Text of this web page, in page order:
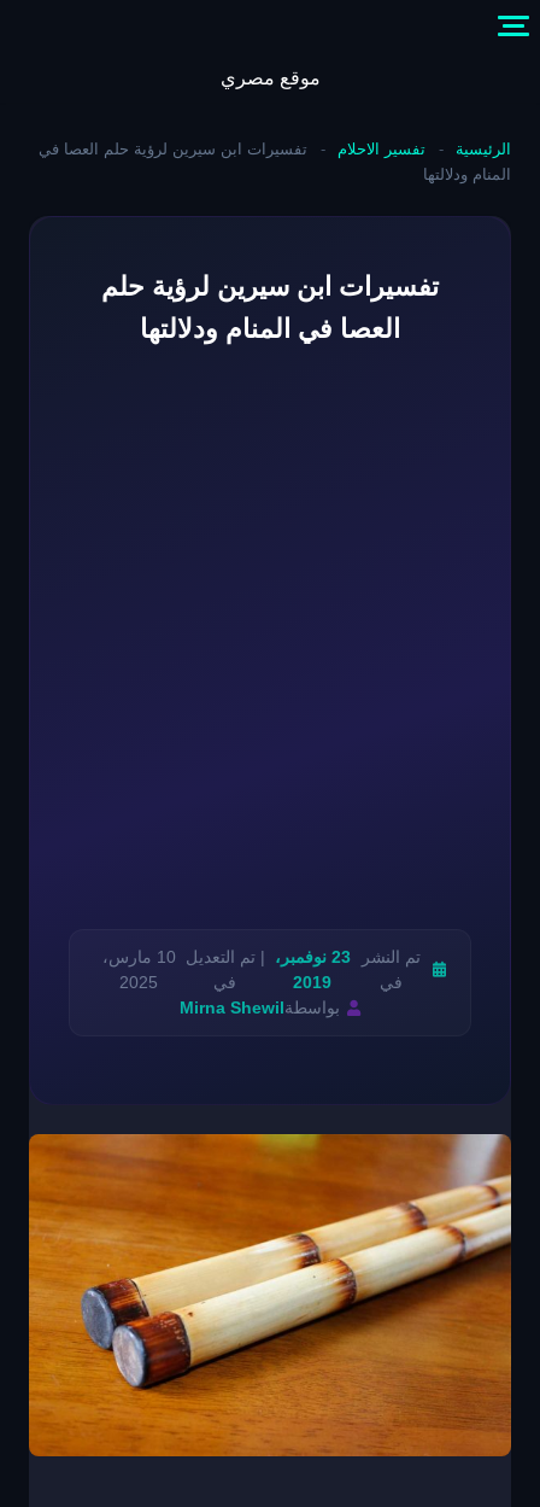
موقع مصري
الرئيسية - تفسير الاحلام -
تفسيرات ابن سيرين لرؤية حلم العصا في
المنام ودلالتها
تفسيرات ابن سيرين لرؤية حلم
العصا في المنام ودلالتها
تم النشر
في
23 نوفمبر،
2019
| تم التعديل
في
10 مارس،
2025
بواسطة Mirna Shewil